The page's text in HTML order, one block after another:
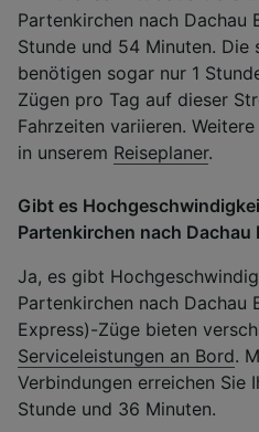
Partenkirchen nach Dachau
Stunde und 54 Minuten. Die
benötigen sogar nur 1
Zügen pro Tag auf dieser
Fahrzeiten variieren.
in unserem Reiseplaner.
Gibt es
Partenkirchen nach Dachau
Ja, es gibt
Partenkirchen nach Dachau
Express)-Züge bieten
Serviceleistungen an Bord.
Verbindungen erreichen Sie
Stunde und 36 Minuten.